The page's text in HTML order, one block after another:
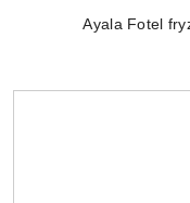
Ayala Fotel